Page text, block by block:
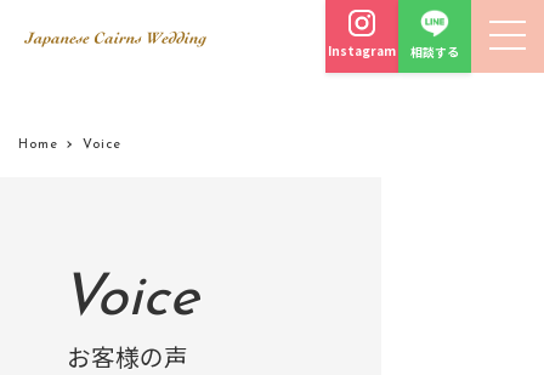
Instagram 相談する
Home Voice
Voice
お客様の声